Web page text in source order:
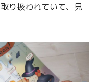
り扱われていて、見